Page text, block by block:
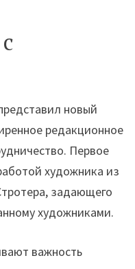
новый
редакционное
Первое
художника из
задающего
художниками.
важность